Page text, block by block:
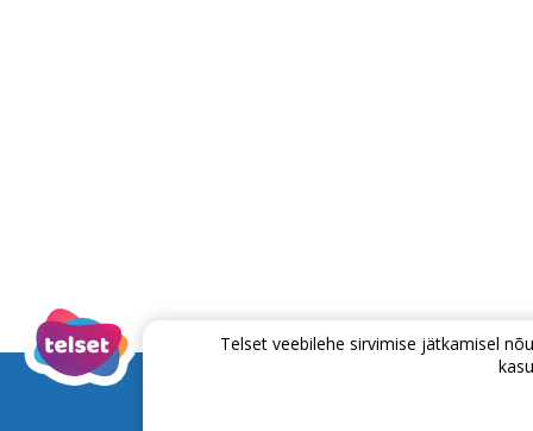
Telset veebilehe sirvimise jätkamisel